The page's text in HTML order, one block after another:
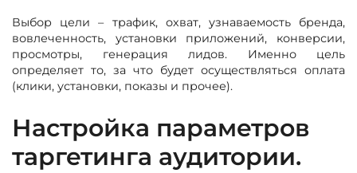
Выбор цели – трафик, охват, узнаваемость бренда,
вовлеченность, установки приложений, конверсии,
просмотры, генерация лидов. Именно цель
определяет то, за что будет осуществляться оплата
(клики, установки, показы и прочее).
Настройка параметров
таргетинга аудитории.